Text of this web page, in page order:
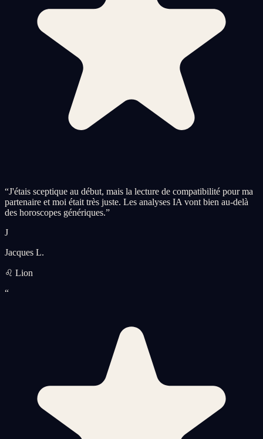
“J'étais sceptique au début, mais la lecture de compatibilité pour ma
partenaire et moi était très juste. Les analyses IA vont bien au-delà
des horoscopes génériques.”
J
Jacques L.
♌ Lion
“